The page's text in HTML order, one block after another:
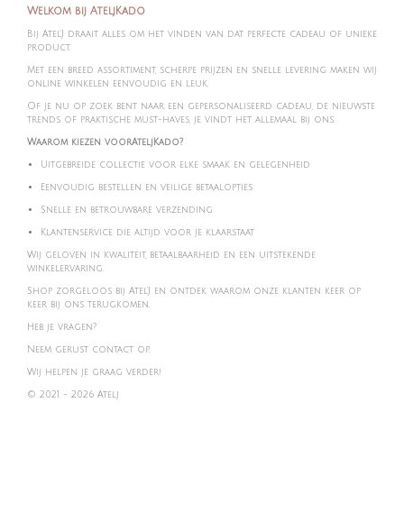
Welkom bij AteljKado
Bij Atel'J draait alles om het vinden van dat perfecte cadeau of unieke
product.
Met een breed assortiment, scherpe prijzen en snelle levering maken wij
online winkelen eenvoudig en leuk.
Of je nu op zoek bent naar een gepersonaliseerd cadeau, de nieuwste
trends of praktische must-haves, je vindt het allemaal bij ons.
Waarom kiezen voorAteljKado?
Uitgebreide collectie voor elke smaak en gelegenheid
Eenvoudig bestellen en veilige betaalopties
Snelle en betrouwbare verzending
Klantenservice die altijd voor je klaarstaat
Wij geloven in kwaliteit, betaalbaarheid en een uitstekende
winkelervaring.
Shop zorgeloos bij Atel'J en ontdek waarom onze klanten keer op
keer bij ons terugkomen.
Heb je vragen?
Neem gerust contact op.
Wij helpen je graag verder!
© 2021 - 2026 Atelj